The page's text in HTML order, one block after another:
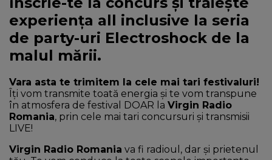
experiența all inclusive la seria
de party-uri Electroshock de la
malul mării.
Vara asta te trimitem la cele mai tari festivaluri!
Îți vom transmite toată energia și te vom transpune
în atmosfera de festival DOAR la Virgin Radio
Romania, prin cele mai tari concursuri și transmisii
LIVE!
Virgin Radio Romania va fi radioul, dar și prietenul